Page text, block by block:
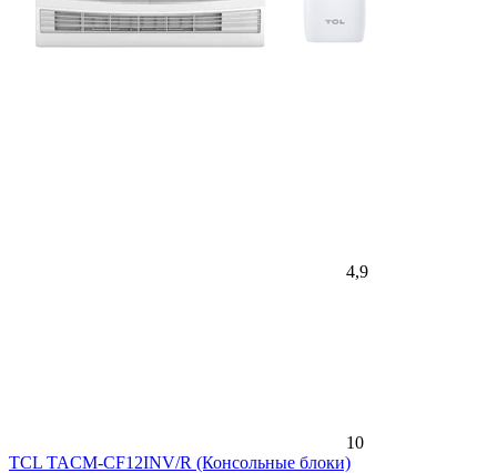
4,9
10
TCL TACM-CF12INV/R (Консольные блоки)